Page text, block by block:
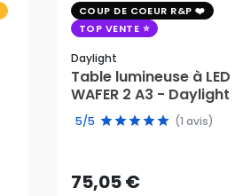
COUP DE COEUR R&P
TOP VENTE
Daylight
Table lumineuse à LED
WAFER 2 A3 - Daylight
5/5 (1 avis)
75,05 €
75,05 €